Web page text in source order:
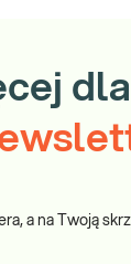
a na Twoją